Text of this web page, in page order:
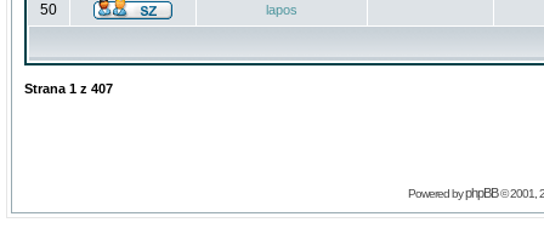
50 lapos
Strana 1 z 407
Powered byphpBB© 2001,